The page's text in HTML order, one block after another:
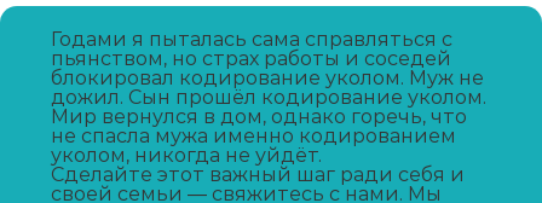
от 2 000 ₽ Записаться
Вывод из запоя
от 3 000 ₽ Записаться
Годами я пыталась сама справляться с
пьянством, но страх работы и соседей
блокировал кодирование уколом. Муж не
дожил. Сын прошёл кодирование уколом.
Мир вернулся в дом, однако горечь, что
не спасла мужа именно кодированием
уколом, никогда не уйдёт.
Сделайте этот важный шаг ради себя и
своей семьи — свяжитесь с нами. Мы